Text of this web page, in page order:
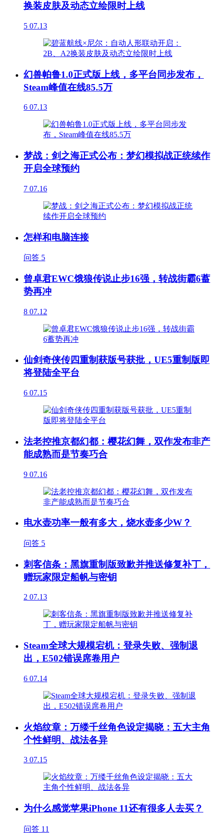
换装皮肤及动态立绘限时上线
5 07.13
幻兽帕鲁1.0正式版上线，多平台同步发布，
Steam峰值在线85.5万
6 07.13
梦战：剑之海正式公布：梦幻模拟战正统续作
开启全球预约
7 07.16
怎样和电脑连接
问答 5
曾卓君EWC饿狼传说止步16强，转战街霸6蓄
势再冲
8 07.12
仙剑奇侠传四重制获版号获批，UE5重制版即
将登陆全平台
6 07.15
法老控推京都幻都：樱花幻舞，双作发布非产
能成熟而是节奏巧合
9 07.16
电水壶功率一般有多大，烧水壶多少W？
问答 5
刺客信条：黑旗重制版致歉并推送修复补丁，
赠玩家限定船帆与密钥
2 07.13
Steam全球大规模宕机：登录失败、强制退
出，E502错误席卷用户
6 07.14
火焰纹章：万缕千丝角色设定揭晓：五大主角
个性鲜明、战法各异
3 07.15
为什么感觉苹果iPhone 11还有很多人去买？
问答 11